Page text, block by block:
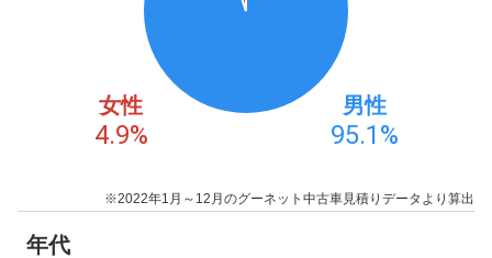
女性
4.9%
男性
95.1%
※2022年1月～12月のグーネット中古車見積りデータより算出
年代